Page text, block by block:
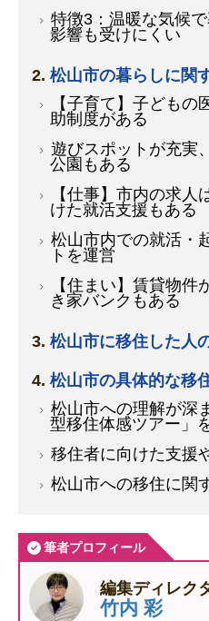
特徴3：温暖な気候
影響も受けにくい
松山市の暮らしに関
【子育て】子どもの
助制度がある
遊びスポットが充実
公園もある
【仕事】市内の求人
けた就活支援もある
松山市内での就活・
トを運営
【住まい】賃貸物件
き家バンクもある
松山市に移住した人
松山市の具体的な移
松山市への理解が深
型移住体感ツアー」
移住者に向けた支援
松山市への移住に関
筆者プロフィール
編集ディレク
竹内 彩